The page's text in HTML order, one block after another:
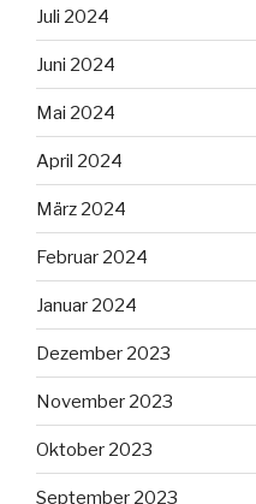
Juli 2024
Juni 2024
Mai 2024
April 2024
März 2024
Februar 2024
Januar 2024
Dezember 2023
November 2023
Oktober 2023
September 2023